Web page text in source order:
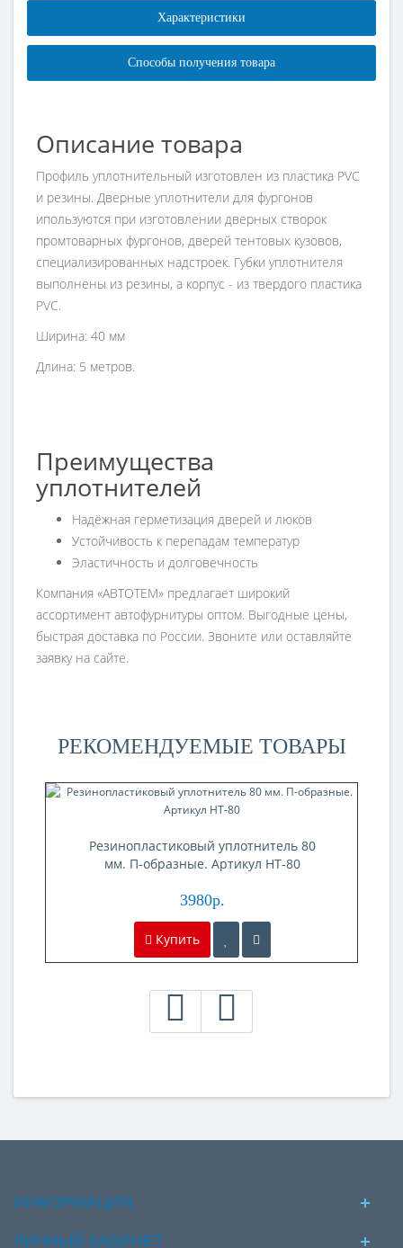
Характеристики
Способы получения товара
Описание товара
Профиль уплотнительный изготовлен из пластика PVC
и резины. Дверные уплотнители для фургонов
ипользуются при изготовлении дверных створок
промтоварных фургонов, дверей тентовых кузовов,
специализированных надстроек. Губки уплотнителя
выполнены из резины, а корпус - из твердого пластика
PVC.
Ширина: 40 мм
Длина: 5 метров.
Преимущества
уплотнителей
Надёжная герметизация дверей и люков
Устойчивость к перепадам температур
Эластичность и долговечность
Компания «АВТОТЕМ» предлагает широкий
ассортимент автофурнитуры оптом. Выгодные цены,
быстрая доставка по России. Звоните или оставляйте
заявку на сайте.
РЕКОМЕНДУЕМЫЕ ТОВАРЫ
Резинопластиковый уплотнитель 80
мм. П-образные. Артикул HT-80
3980р.
Купить
ИНФОРМАЦИЯ
ЛИЧНЫЙ КАБИНЕТ